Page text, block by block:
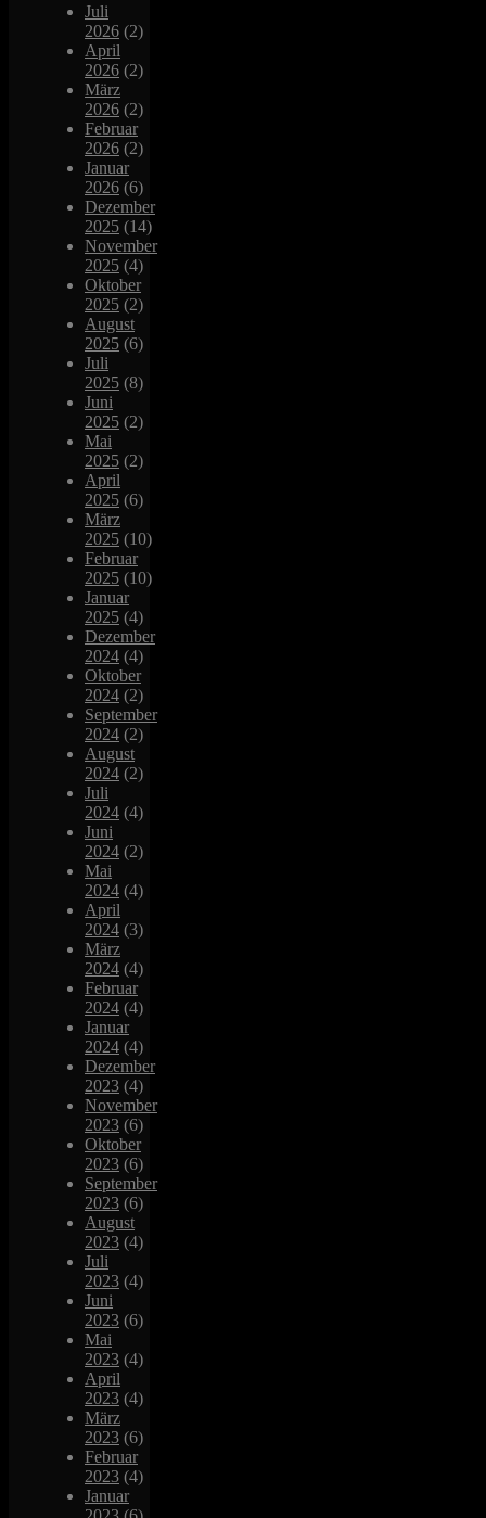
Juli
2026 (2)
April
2026 (2)
März
2026 (2)
Februar
2026 (2)
Januar
2026 (6)
Dezember
2025 (14)
November
2025 (4)
Oktober
2025 (2)
August
2025 (6)
Juli
2025 (8)
Juni
2025 (2)
Mai
2025 (2)
April
2025 (6)
März
2025 (10)
Februar
2025 (10)
Januar
2025 (4)
Dezember
2024 (4)
Oktober
2024 (2)
September
2024 (2)
August
2024 (2)
Juli
2024 (4)
Juni
2024 (2)
Mai
2024 (4)
April
2024 (3)
März
2024 (4)
Februar
2024 (4)
Januar
2024 (4)
Dezember
2023 (4)
November
2023 (6)
Oktober
2023 (6)
September
2023 (6)
August
2023 (4)
Juli
2023 (4)
Juni
2023 (6)
Mai
2023 (4)
April
2023 (4)
März
2023 (6)
Februar
2023 (4)
Januar